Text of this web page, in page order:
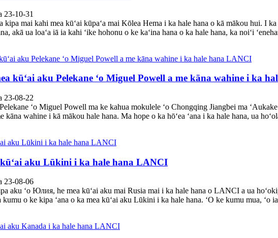
23-10-31
kipa mai kahi mea kūʻai kūpaʻa mai Kōlea Hema i ka hale hana o kā mākou hui. I
akā ua loaʻa iā ia kahi ʻike hohonu o ke kaʻina hana o ka hale hana, ka noiʻi
kūʻai aku Pelekane ʻo Miguel Powell a me kāna wahine i ka
23-08-22
ʻo Miguel Powell ma ke kahua mokulele ʻo Chongqing Jiangbei ma
kāna wahine i kā mākou hale hana. Ma hope o ka hōʻea ʻana i ka hale hana, ua
aku Lūkini i ka hale hana LANCI
23-08-06
aku ʻo Юлия, he mea kūʻai aku mai Rusia mai i ka hale hana o LANCI a ua
o ke kipa ʻana o ka mea kūʻai aku Lūkini i ka hale hana. ʻO ke kumu mua, ʻo